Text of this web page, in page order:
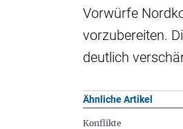
Vorwürfe
vorzubereiten.
deutlich
Ähnliche Artikel
Konflikte